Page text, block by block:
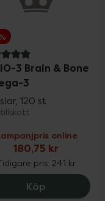
3, 126.75 kr.
5 i omdöme
3 Brain & Bone
3
120 st
online
180,75 kr
pris: 241 kr
Köp ESKIO-3